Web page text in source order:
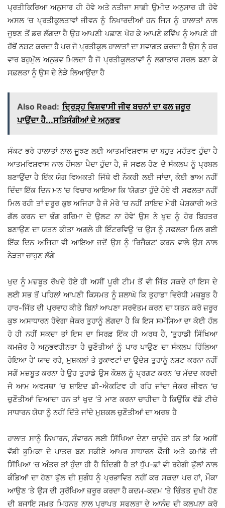
ਪ੍ਰਤੀਕਿਰਿਆ ਅਨੁਸਾਰ ਹੀ ਹੋਵੇ ਅਤੇ ਨਤੀਜਾ ਸਾਡੀ ਉਮੀਦ ਅਨੁਸਾਰ ਹੀ ਹੋਵੇ
ਅਸਲ ‘ਚ ਪ੍ਰਤੀਕੂਲਤਾਵਾਂ ਜੀਵਨ ਨੂੰ ਨਿਖਾਰਦੀਆਂ ਹਨ ਜਿਸ ਨੂੰ ਹਾਲਾਤਾਂ ਨਾਲ
ਜੂਝਣ ਤੋਂ ਡਰ ਲੱਗਦਾ ਹੈ ਉਹ ਆਪਣੀ ਪਛਾਣ ਖੋਹ ਕੇ ਆਪਣੇ ਭਵਿੱਖ ਨੂੰ ਆਪਣੇ ਹੀ
ਹੱਥੋਂ ਨਸ਼ਟ ਕਰਦਾ ਹੈ ਪਰ ਜੋ ਪ੍ਰਤੀਕੂਲ ਹਾਲਾਤਾਂ ਦਾ ਸਵਾਗਤ ਕਰਦਾ ਹੈ ਉਸ ਨੂੰ ਹਰ
ਵਾਰ ਬਹੁਮੁੱਲ ਅਨੁਭਵ ਮਿਲਦਾ ਹੈ ਜੋ ਪ੍ਰਤੀਕੂਲਤਾਵਾਂ ਨੂੰ ਲਗਾਤਾਰ ਸਰਲ ਬਣਾ ਕੇ
ਸਫ਼ਲਤਾ ਨੂੰ ਉਸ ਦੇ ਨੇੜੇ ਲਿਆਉਂਦਾ ਹੈ
Also Read: ਦ੍ਰਿੜ੍ਹ ਵਿਸ਼ਵਾਸੀ ਜੀਵ ਬਚਨਾਂ ਦਾ ਫਲ ਜ਼ਰੂਰ
ਪਾਉਂਦਾ ਹੈ...ਸਤਿਸੰਗੀਆਂ ਦੇ ਅਨੁਭਵ
ਸੰਕਟ ਭਰੇ ਹਾਲਾਤਾਂ ਨਾਲ ਜੂਝਣ ਲਈ ਆਤਮਵਿਸ਼ਵਾਸ ਦਾ ਬਹੁਤ ਮਹੱਤਵ ਹੁੰਦਾ ਹੈ
ਆਤਮਵਿਸ਼ਵਾਸ ਨਾਲ ਹੌਂਸਲਾ ਪੈਦਾ ਹੁੰਦਾ ਹੈ, ਜੋ ਸਫਲ ਹੋਣ ਦੇ ਸੰਕਲਪ ਨੂੰ ਪ੍ਰਬਲ
ਬਣਾਉਂਦਾ ਹੈ ਇੱਕ ਯੋਗ ਵਿਅਕਤੀ ਜਿੱਥੇ ਵੀ ਨੌਕਰੀ ਲਈ ਜਾਂਦਾ, ਕੋਈ ਭਾਅ ਨਹੀਂ
ਦਿੰਦਾ ਇੱਕ ਦਿਨ ਮਨ ‘ਚ ਵਿਚਾਰ ਆਇਆ ਕਿ ‘ਯੋਗਤਾ ਹੁੰਦੇ ਹੋਏ ਵੀ ਸਫਲਤਾ ਨਹੀਂ
ਮਿਲ ਰਹੀ ਤਾਂ ਜ਼ਰੂਰ ਕੁਝ ਅਜਿਹਾ ਹੈ ਜੋ ਮੇਰੇ ‘ਚ ਨਹੀਂ ਸ਼ਾਇਦ ਮੇਰੀ ਪੇਸ਼ਕਾਰੀ ਅਤੇ
ਗੱਲ ਕਰਨ ਦਾ ਢੰਗ ਗਰਿਮਾ ਦੇ ਉਲਟ ਨਾ ਹੋਵੇ’ ਉਸ ਨੇ ਖੁਦ ਨੂੰ ਹੋਰ ਬਿਹਤਰ
ਬਣਾਉਣ ਦਾ ਯਤਨ ਕੀਤਾ ਅਗਲੇ ਹੀ ਇੰਟਰਵਿਊ ‘ਚ ਉਸ ਨੂੰ ਸਫਲਤਾ ਮਿਲ ਗਈ
ਇੱਕ ਦਿਨ ਅਜਿਹਾ ਵੀ ਆਇਆ ਜਦੋਂ ਉਸ ਨੂੰ ‘ਰਿਜੈਕਟ’ ਕਰਨ ਵਾਲੇ ਉਸ ਨਾਲ
ਨੇੜਤਾ ਚਾਹੁਣ ਲੱਗੇ
ਖੁਦ ਨੂੰ ਮਜ਼ਬੂਤ ਰੱਖਦੇ ਹੋਏ ਹੀ ਅਸੀਂ ਪੂਰੀ ਟੀਮ ਤੋਂ ਵੀ ਜਿੱਤ ਸਕਦੇ ਹਾਂ ਇਸ ਦੇ
ਲਈ ਸਭ ਤੋਂ ਪਹਿਲਾਂ ਆਪਣੀ ਕਿਸਮਤ ਨੂੰ ਸ਼ਲਾਘੋ ਕਿ ਤੁਹਾਡਾ ਵਿਰੋਧੀ ਮਜ਼ਬੂਤ ਹੈ
ਹਾਰ-ਜਿੱਤ ਦੀ ਪ੍ਰਵਾਹ ਕੀਤੇ ਬਿਨਾਂ ਆਪਣਾ ਸਰਵੋਤਮ ਕਰਨ ਦਾ ਯਤਨ ਕਰੋ ਜ਼ਰੂਰ
ਕੁਝ ਅਸਾਧਾਰਨ ਹੋਵੇਗਾ ਜੇਕਰ ਤੁਹਾਨੂੰ ਲੱਗਦਾ ਹੈ ਕਿ ਇਸ ਸਮੱਸਿਆ ਦਾ ਕੋਈ ਹੱਲ
ਹੋ ਹੀ ਨਹੀਂ ਸਕਦਾ ਤਾਂ ਇਸ ਦਾ ਸਿਰਫ਼ ਇੱਕ ਹੀ ਅਰਥ ਹੈ, ‘ਤੁਹਾਡੀ ਸਿੱਖਿਆ
ਕਮਜ਼ੋਰ ਹੈ ਅਨੁਭਵਹੀਨਤਾ ਹੈ ਚੁਣੌਤੀਆਂ ਨੂੰ ਪਾਰ ਪਾਉਣ ਦਾ ਸੰਕਲਪ ਹਿੱਲਿਆ
ਹੋਇਆ ਹੈ’ ਯਾਦ ਰਹੇ, ਮੁਸ਼ਕਲਾਂ ਤੇ ਰੁਕਾਵਟਾਂ ਦਾ ਉਦੇਸ਼ ਤੁਹਾਨੂੰ ਨਸ਼ਟ ਕਰਨਾ ਨਹੀਂ
ਸਗੋਂ ਮਜ਼ਬੂਤ ਕਰਨਾ ਹੈ ਉਹ ਤੁਹਾਡੇ ਉਸ ਕੌਸ਼ਲ ਨੂੰ ਪ੍ਰਗਟ ਕਰਨ ‘ਚ ਮੱਦਦ ਕਰਦੀ
ਜੋ ਆਮ ਅਵਸਥਾ ‘ਚ ਸ਼ਾਇਦ ਡੀ-ਐਕਟਿਵ ਹੀ ਰਹਿ ਜਾਂਦਾ ਜੇਕਰ ਜੀਵਨ ‘ਚ
ਚੁਣੌਤੀਆਂ ਜ਼ਿਆਦਾ ਹਨ ਤਾਂ ਖੁਦ ‘ਤੇ ਮਾਣ ਕਰਨਾ ਚਾਹੀਦਾ ਹੈ ਕਿਉਂਕਿ ਵੱਡੇ ਟੀਚੇ
ਸਾਧਾਰਨ ਯੋਧਾ ਨੂੰ ਨਹੀਂ ਦਿੱਤੇ ਜਾਂਦੇ ਮੁਸ਼ਕਲ ਚੁਣੌਤੀਆਂ ਦਾ ਅਰਥ ਹੈ
ਹਾਲਾਤ ਸਾਨੂੰ ਨਿਖਾਰਨ, ਸੰਵਾਰਨ ਲਈ ਸਿੱਖਿਆ ਦੇਣਾ ਚਾਹੁੰਦੇ ਹਨ ਤਾਂ ਕਿ ਅਸੀਂ
ਵੱਡੀ ਭੂਮਿਕਾ ਦੇ ਪਾਤਰ ਬਣ ਸਕੀਏ ਆਖਰ ਸਾਧਾਰਨ ਫੌਜੀ ਅਤੇ ਕਮਾਂਡੋ ਦੀ
ਸਿੱਖਿਆ ‘ਚ ਅੰਤਰ ਤਾਂ ਹੁੰਦਾ ਹੀ ਹੈ ਜ਼ਿੰਦਗੀ ਹੈ ਤਾਂ ਧੁੱਪ-ਛਾਂ ਵੀ ਰਹੇਗੀ ਫੁੱਲਾਂ ਨਾਲ
ਕੰਡਿਆਂ ਦਾ ਹੋਣਾ ਫੁੱਲ ਦੀ ਸੁਗੰਧ ਨੂੰ ਪ੍ਰਭਾਵਿਤ ਨਹੀਂ ਕਰ ਸਕਦਾ ਪਰ ਹਾਂ, ਮੌਕਾ
ਆਉਣ ‘ਤੇ ਉਸ ਦੀ ਸੁਰੱਖਿਆ ਜ਼ਰੂਰ ਕਰਦਾ ਹੈ ਕਦਮ-ਕਦਮ ‘ਤੇ ਚਿੰਤਤ ਦੁਖੀ ਹੋਣ
ਦੀ ਬਜਾਇ ਸਖ਼ਤ ਮਿਹਨਤ ਨਾਲ ਪ੍ਰਾਪਤ ਸਫਲਤਾ ਦੇ ਆਨੰਦ ਦੀ ਕਲਪਨਾ ਕਰੋ